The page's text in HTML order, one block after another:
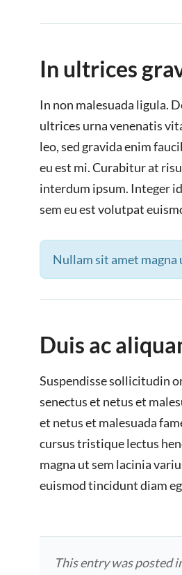
In ultrices
In non malesuada ligula.
ultrices urna venenatis
leo, sed gravida enim
eu est mi. Curabitur at
interdum ipsum. Integer
sem eu est volutpat
Nullam sit amet magna
Duis ac
Suspendisse sollicitudin
senectus et netus et
et netus et malesuada
cursus tristique lectus
magna ut sem lacinia
euismod tincidunt diam
This entry was posted